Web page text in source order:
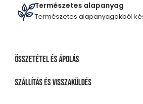
Természetes alapanyag
Természetes alapanyagokból
Összetétel és ápolás
ANYAGÖSSZETÉTEL
Szállítás és visszaküldés